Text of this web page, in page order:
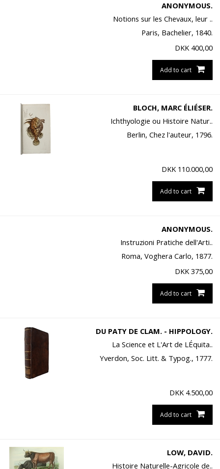
ANONYMOUS.
Notions sur les Chevaux, leur ..
Paris, Bachelier, 1840.
DKK 400,00
Add to cart
BLOCH, MARC ÉLIÉSER.
Ichthyologie ou Histoire Natur..
Berlin, Chez l'auteur, 1796.
DKK 110.000,00
Add to cart
ANONYMOUS.
Instruzioni Pratiche dell'Arti..
Roma, Voghera Carlo, 1877.
DKK 375,00
Add to cart
DU PATY DE CLAM. - HIPPOLOGY.
La Science et L'Art de LÉquita..
Yverdon, Soc. Litt. & Typog., 1777.
DKK 4.500,00
Add to cart
LOW, DAVID.
Histoire Naturelle-Agricole de..